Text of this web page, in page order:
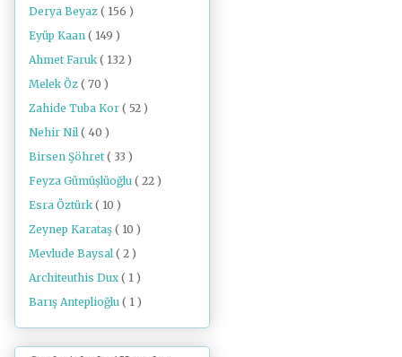
Derya Beyaz ( 156 )
Eyüp Kaan ( 149 )
Ahmet Faruk ( 132 )
Melek Öz ( 70 )
Zahide Tuba Kor ( 52 )
Nehir Nil ( 40 )
Birsen Şöhret ( 33 )
Feyza Gümüşlüoğlu ( 22 )
Esra Öztürk ( 10 )
Zeynep Karataş ( 10 )
Mevlude Baysal ( 2 )
Architeuthis Dux ( 1 )
Barış Anteplioğlu ( 1 )